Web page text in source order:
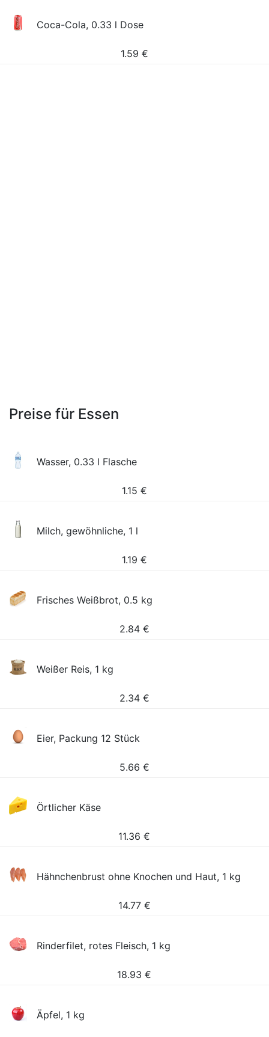
Coca-Cola, 0.33 l Dose
1.59 €
Preise für Essen
Wasser, 0.33 l Flasche
1.15 €
Milch, gewöhnliche, 1 l
1.19 €
Frisches Weißbrot, 0.5 kg
2.84 €
Weißer Reis, 1 kg
2.34 €
Eier, Packung 12 Stück
5.66 €
Örtlicher Käse
11.36 €
Hähnchenbrust ohne Knochen und Haut, 1 kg
14.77 €
Rinderfilet, rotes Fleisch, 1 kg
18.93 €
Äpfel, 1 kg